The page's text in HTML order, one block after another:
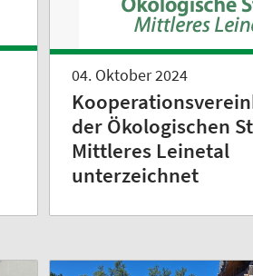
04. Oktober 2024
der Ökologischen
Mittleres Leinetal
unterzeichnet